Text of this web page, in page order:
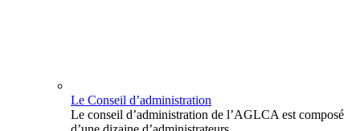
Le Conseil d’administration
Le conseil d’administration de l’AGLCA est composé